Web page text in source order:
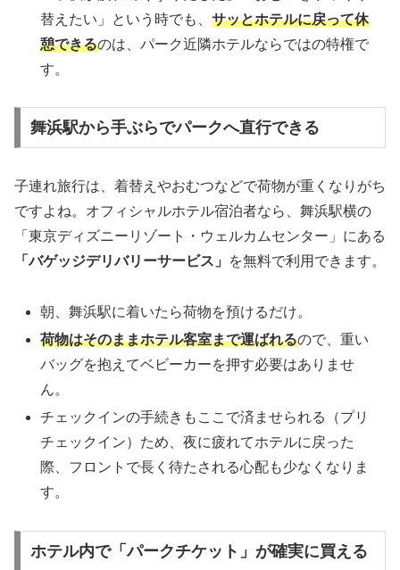
替えたい」という時でも、サッとホテルに戻って休
憩できるのは、パーク近隣ホテルならではの特権で
す。
舞浜駅から手ぶらでパークへ直行できる
子連れ旅行は、着替えやおむつなどで荷物が重くなりがち
ですよね。オフィシャルホテル宿泊者なら、舞浜駅横の
「東京ディズニーリゾート・ウェルカムセンター」にある
「バゲッジデリバリーサービス」
を無料で利用できます。
朝、舞浜駅に着いたら荷物を預けるだけ。
荷物はそのままホテル客室まで運ばれるので、重い
バッグを抱えてベビーカーを押す必要はありませ
ん。
チェックインの手続きもここで済ませられる（プリ
チェックイン）ため、夜に疲れてホテルに戻った
際、フロントで長く待たされる心配も少なくなりま
す。
ホテル内で「パークチケット」が確実に買える